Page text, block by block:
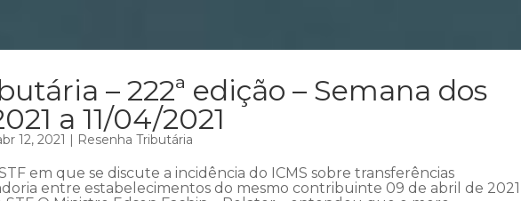
– 222ª edição – Semana dos
a 11/04/2021
12, 2021 | Resenha Tributária
em que se discute a incidência do ICMS sobre transferências
entre estabelecimentos do mesmo contribuinte 09 de abril de 2021 |